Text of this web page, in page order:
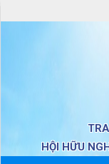
HỘI HỮU